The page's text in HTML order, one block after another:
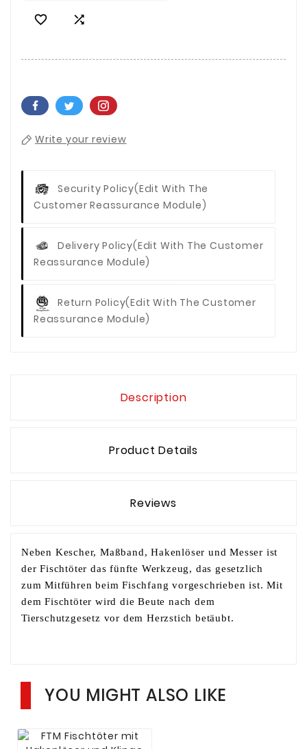
 
Write your review
Security Policy(edit With The
Customer Reassurance Module)
Delivery Policy(edit With The Customer
Reassurance Module)
Return Policy(edit With The Customer
Reassurance Module)
Description
Product Details
Reviews
Neben Kescher, Maßband, Hakenlöser und Messer ist
der Fischtöter das fünfte Werkzeug, das gesetzlich
zum Mitführen beim Fischfang vorgeschrieben ist. Mit
dem Fischtöter wird die Beute nach dem
Tierschutzgesetz vor dem Herzstich betäubt.
YOU MIGHT ALSO LIKE